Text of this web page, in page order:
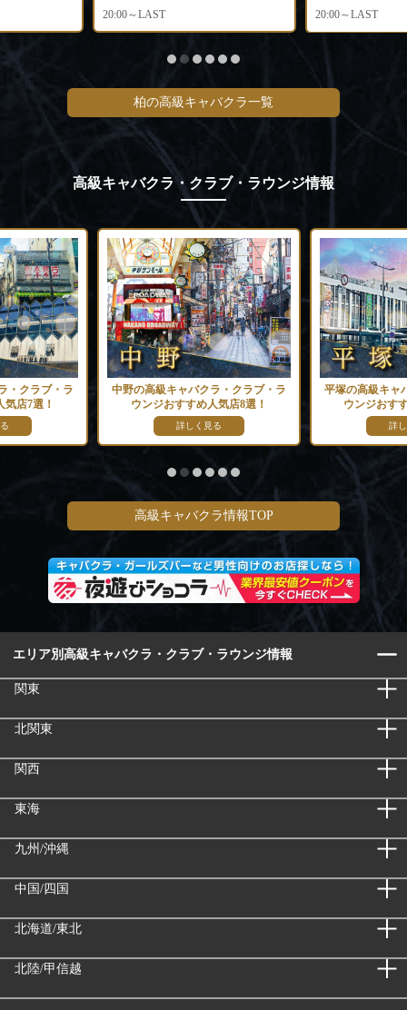
20:00～LAST
20:00～LAST
柏の高級キャバクラ一覧
高級キャバクラ・クラブ・ラウンジ情報
・クラブ・ラ
店7選！
中野の高級キャバクラ・クラブ・ラ
ウンジおすすめ人気店8選！
詳しく見る
平塚の高級キャ
ウンジおす
詳
高級キャバクラ情報TOP
エリア別高級キャバクラ・クラブ・ラウンジ情報
関東
北関東
関西
東海
九州/沖縄
中国/四国
北海道/東北
北陸/甲信越